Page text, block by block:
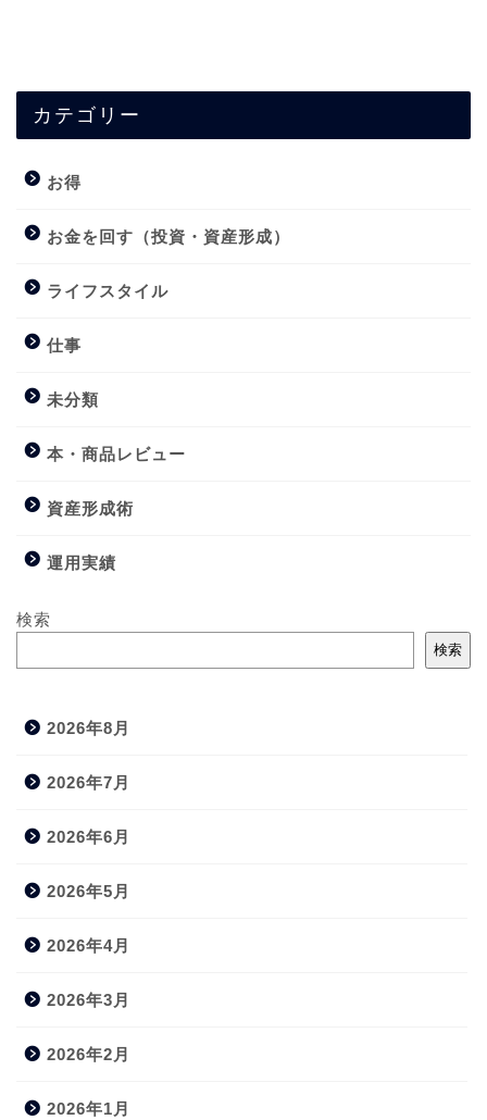
カテゴリー
お得
お金を回す（投資・資産形成）
ライフスタイル
仕事
未分類
本・商品レビュー
資産形成術
運用実績
検索
検索
2026年8月
2026年7月
2026年6月
2026年5月
2026年4月
2026年3月
2026年2月
2026年1月